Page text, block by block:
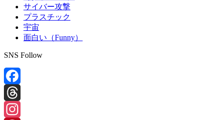
サイバー攻撃
プラスチック
宇宙
面白い（Funny）
SNS Follow
Facebook
Threads